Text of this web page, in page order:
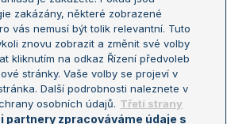
Turnaj mistryň
zakázány, některé zobrazené
vás nemusí být tolik relevantní. Tuto
znovu zobrazit a změnit své volby
kliknutím na odkaz Řízení předvoleb
stránky. Vaše volby se projeví v
Další podrobnosti naleznete v
osobních údajů. Třetí strany
partnery zpracováváme údaje s